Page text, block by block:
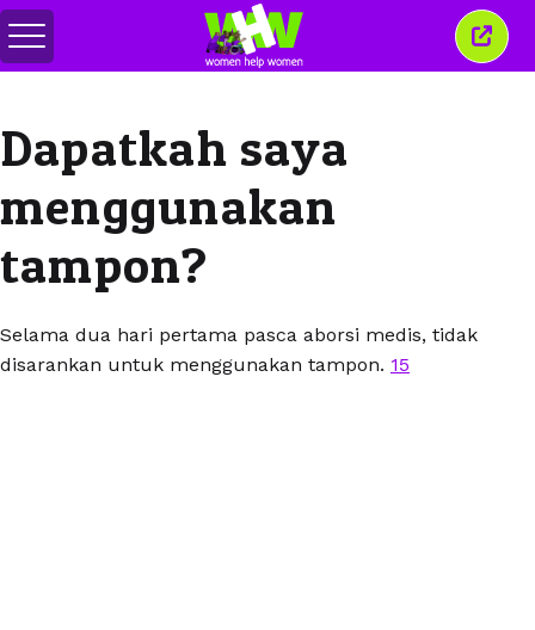
Alihkan
menu
Dapatkah saya
menggunakan
tampon?
Selama dua hari pertama pasca aborsi medis, tidak
disarankan untuk menggunakan tampon. 15